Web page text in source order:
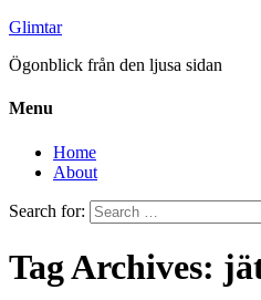
Glimtar
Ögonblick från den ljusa sidan
Menu
Home
About
Search for:
Tag Archives: